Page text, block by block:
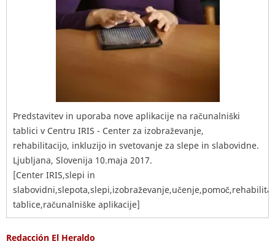
Predstavitev in uporaba nove aplikacije na računalniški
tablici v Centru IRIS - Center za izobraževanje,
rehabilitacijo, inkluzijo in svetovanje za slepe in slabovidne.
Ljubljana, Slovenija 10.maja 2017.
[Center IRIS,slepi in
tablice,računalniške aplikacije]
Redacción El Heraldo